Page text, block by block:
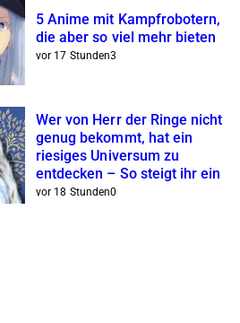
5 Anime mit Kampfrobotern,
die aber so viel mehr bieten
vor 17 Stunden3
Wer von Herr der Ringe nicht
genug bekommt, hat ein
riesiges Universum zu
entdecken – So steigt ihr ein
vor 18 Stunden0